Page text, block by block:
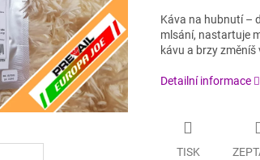
Káva na hubnutí –
mlsání, nastartuje
kávu a brzy
Detailní informace
TISK